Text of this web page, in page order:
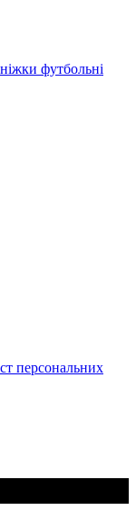
футбольні
персональних